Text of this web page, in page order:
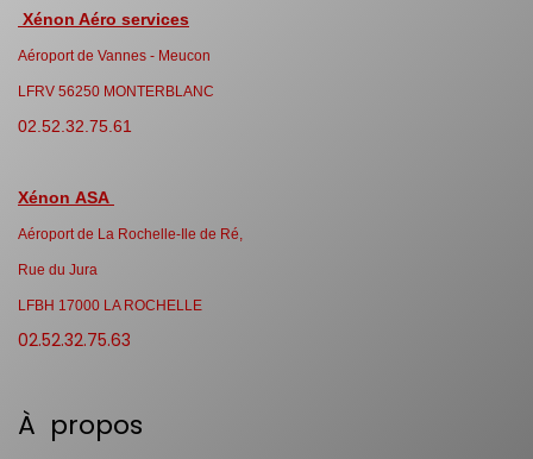
Xénon Aéro services
Aéroport de Vannes - Meucon
LFRV 56250 MONTERBLANC
02.52.32.75.61
Xénon ASA
Aéroport de La Rochelle-Ile de Ré,
Rue du Jura
LFBH 17000 LA ROCHELLE
02.52.32.75.63
À propos